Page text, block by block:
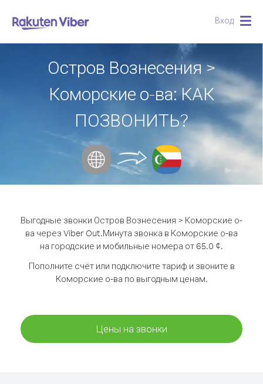
Вход
Остров Вознесения >
Коморские о-ва: КАК
ПОЗВОНИТЬ?
Выгодные звонки Остров Вознесения > Коморские о-
ва через Viber Out.Минута звонка в Коморские о-ва
на городские и мобильные номера от 65.0 ¢.
Пополните счёт или подключите тариф и звоните в
Коморские о-ва по выгодным ценам.
Цены на звонки